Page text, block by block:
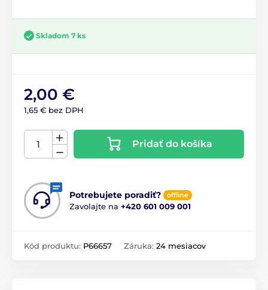
Skladom 7 ks
2,00 €
1,65 € bez DPH
Pridať do košíka
Potrebujete poradiť? offline
Zavolajte na +420 601 009 001
Kód produktu: P66657 Záruka: 24 mesiacov